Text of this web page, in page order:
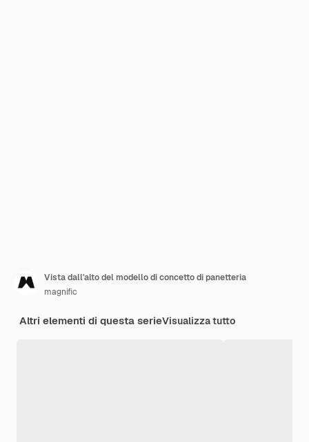
Vista dall'alto del modello di concetto di panetteria
magnific
Altri elementi di questa serieVisualizza tutto